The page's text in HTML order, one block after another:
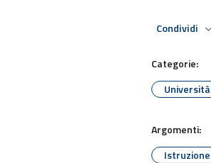
Condividi
Categorie:
Università
Argomenti:
Istruzione